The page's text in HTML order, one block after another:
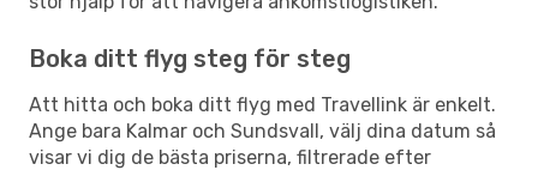
Boka ditt flyg steg för steg
Att hitta och boka ditt flyg med Travellink är enkelt.
Ange bara Kalmar och Sundsvall, välj dina datum så
visar vi dig de bästa priserna, filtrerade efter